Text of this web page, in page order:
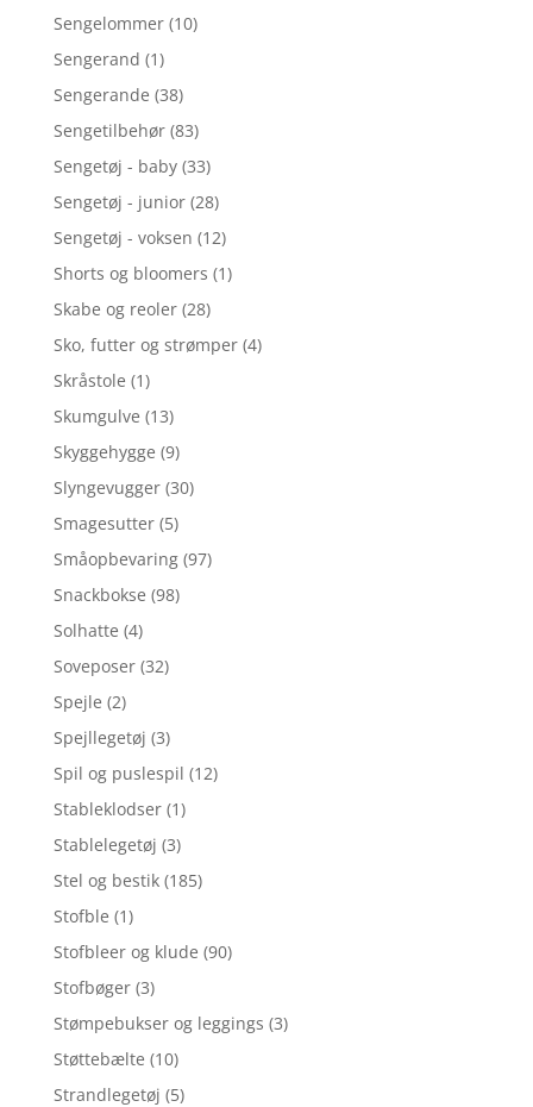
Sengelommer (10)
Sengerand (1)
Sengerande (38)
Sengetilbehør (83)
Sengetøj - baby (33)
Sengetøj - junior (28)
Sengetøj - voksen (12)
Shorts og bloomers (1)
Skabe og reoler (28)
Sko, futter og strømper (4)
Skråstole (1)
Skumgulve (13)
Skyggehygge (9)
Slyngevugger (30)
Smagesutter (5)
Småopbevaring (97)
Snackbokse (98)
Solhatte (4)
Soveposer (32)
Spejle (2)
Spejllegetøj (3)
Spil og puslespil (12)
Stableklodser (1)
Stablelegetøj (3)
Stel og bestik (185)
Stofble (1)
Stofbleer og klude (90)
Stofbøger (3)
Stømpebukser og leggings (3)
Støttebælte (10)
Strandlegetøj (5)